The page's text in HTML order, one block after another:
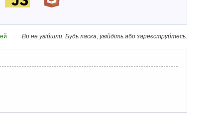
Ви не увійшли. Будь ласка, увійдіть або зареєструйтесь.